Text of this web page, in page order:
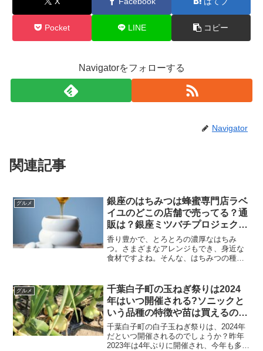
Pocket LINE コピー
Navigatorをフォローする
Navigator
関連記事
グルメ
銀座のはちみつは蜂蜜専門店ラベ
イユのどこの店舗で売ってる？通
販は？銀座ミツバチプロジェクト
の商品や話題のバームクーヘン、
大福についても紹介！
香り豊かで、とろとろの濃厚なはちみ
つ。さまざまなアレンジもでき、身近な
食材ですよね。そんな、はちみつの種類
店ラベイユのどこの店舗で売ってるので
しょうか？また通販はできる...
グルメ
千葉白子町の玉ねぎ祭りは2024
年はいつ開催される?ソニックと
いう品種の特徴や苗は買えるのか
も調査!
千葉白子町の白子玉ねぎ祭りは、2024年
だといつ開催されるのでしょうか？昨年
2023年は4年ぶりに開催され、今年も多く